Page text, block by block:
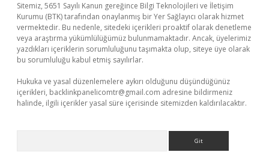
Sitemiz, 5651 Sayılı Kanun gereğince Bilgi Teknolojileri ve İletişim
Kurumu (BTK) tarafından onaylanmış bir Yer Sağlayıcı olarak hizmet
vermektedir. Bu nedenle, sitedeki içerikleri proaktif olarak denetleme
veya araştırma yükümlülüğümüz bulunmamaktadır. Ancak, üyelerimiz
yazdıkları içeriklerin sorumluluğunu taşımakta olup, siteye üye olarak
bu sorumluluğu kabul etmiş sayılırlar.
Hukuka ve yasal düzenlemelere aykırı olduğunu düşündüğünüz
içerikleri, backlinkpanelicomtr@gmail.com adresine bildirmeniz
halinde, ilgili içerikler yasal süre içerisinde sitemizden kaldırılacaktır.